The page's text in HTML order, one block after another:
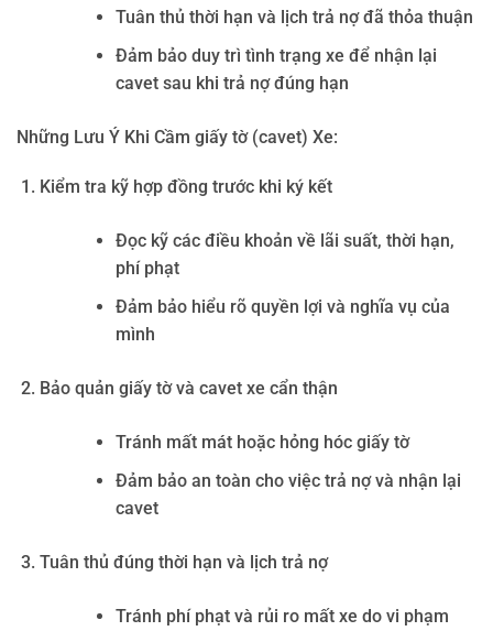
Tuân thủ thời hạn và lịch trả nợ đã thỏa thuận
Đảm bảo duy trì tình trạng xe để nhận lại
cavet sau khi trả nợ đúng hạn
Những Lưu Ý Khi Cầm giấy tờ (cavet) Xe:
Kiểm tra kỹ hợp đồng trước khi ký kết
Đọc kỹ các điều khoản về lãi suất, thời hạn,
phí phạt
Đảm bảo hiểu rõ quyền lợi và nghĩa vụ của
mình
Bảo quản giấy tờ và cavet xe cẩn thận
Tránh mất mát hoặc hỏng hóc giấy tờ
Đảm bảo an toàn cho việc trả nợ và nhận lại
cavet
Tuân thủ đúng thời hạn và lịch trả nợ
Tránh phí phạt và rủi ro mất xe do vi phạm